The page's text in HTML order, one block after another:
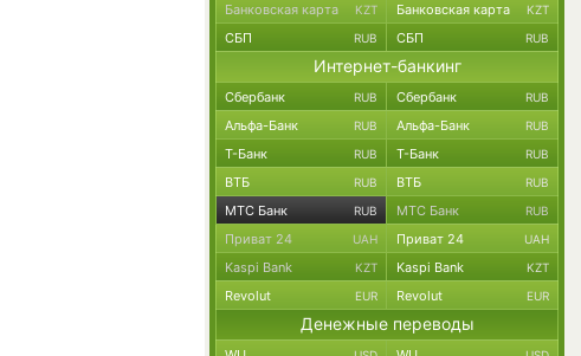
Банковская карта KZT Банковская карта KZT
СБП RUB СБП RUB
Интернет-банкинг
Сбербанк RUB Сбербанк RUB
Альфа-Банк RUB Альфа-Банк RUB
Т-Банк RUB Т-Банк RUB
ВТБ RUB ВТБ RUB
МТС Банк RUB МТС Банк RUB
Приват 24 UAH Приват 24 UAH
Kaspi Bank KZT Kaspi Bank KZT
Revolut EUR Revolut EUR
Денежные переводы